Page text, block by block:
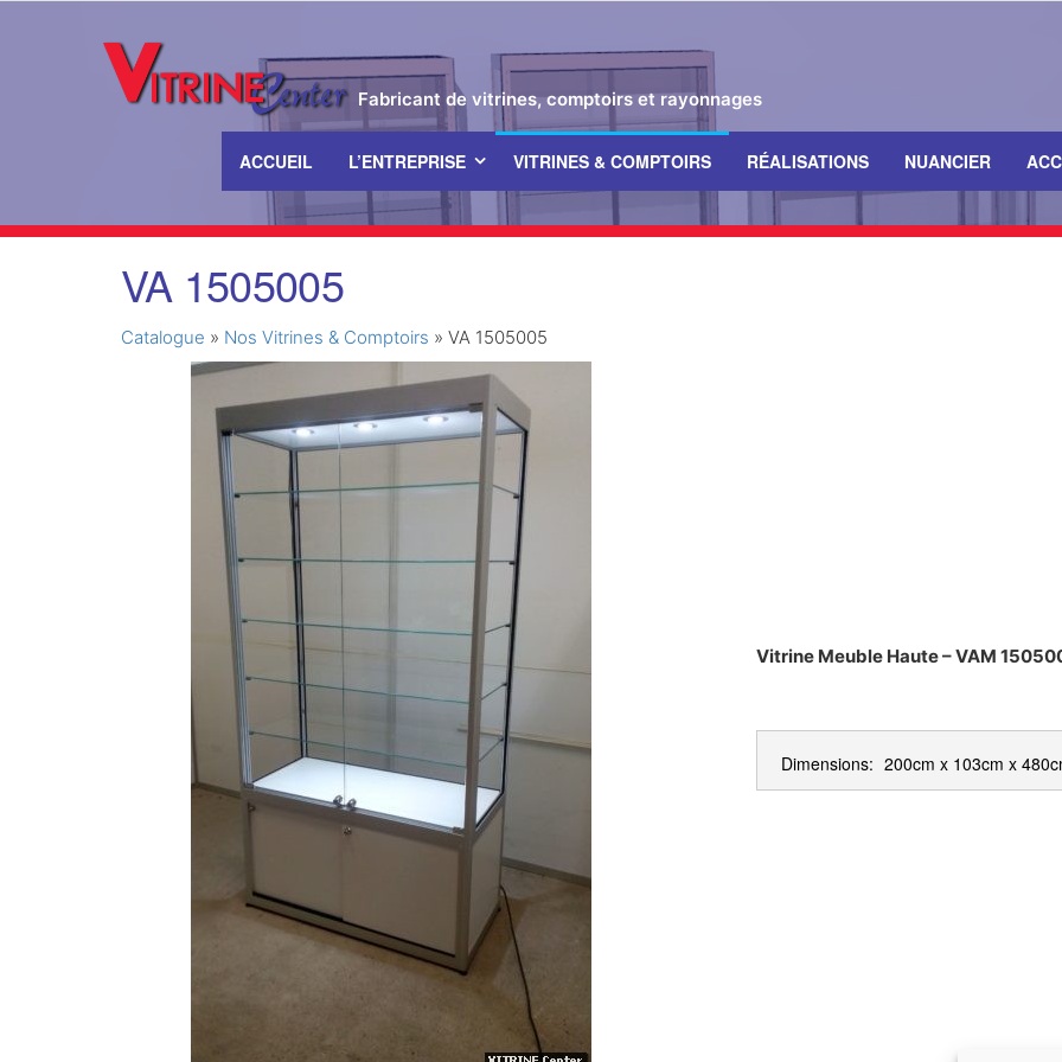
Fabricant de vitrines, comptoirs et rayonnages
ACCUEIL L’ENTREPRISE VITRINES & COMPTOIRS RÉALISATIONS NUANCIER
VA 1505005
Catalogue » Nos Vitrines & Comptoirs » VA 1505005
Vitrine Meuble Haute – VAM
Dimensions: 200cm x 103cm x